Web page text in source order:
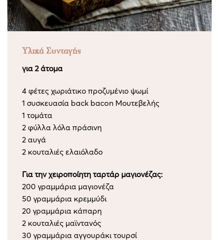
Υλικά Συνταγής
για 2 άτομα
4 φέτες χωριάτικο προζυμένιο ψωμί
1 συσκευασία back bacon Μουτεβελής
1 τομάτα
2 φύλλα λόλα πράσινη
2 αυγά
2 κουταλιές ελαιόλαδο
Για την χειροποίητη ταρτάρ μαγιονέζας:
200 γραμμάρια μαγιονέζα
50 γραμμάρια κρεμμύδι
20 γραμμάρια κάπαρη
2 κουταλιές μαϊντανός
30 γραμμάρια αγγουράκι τουρσί